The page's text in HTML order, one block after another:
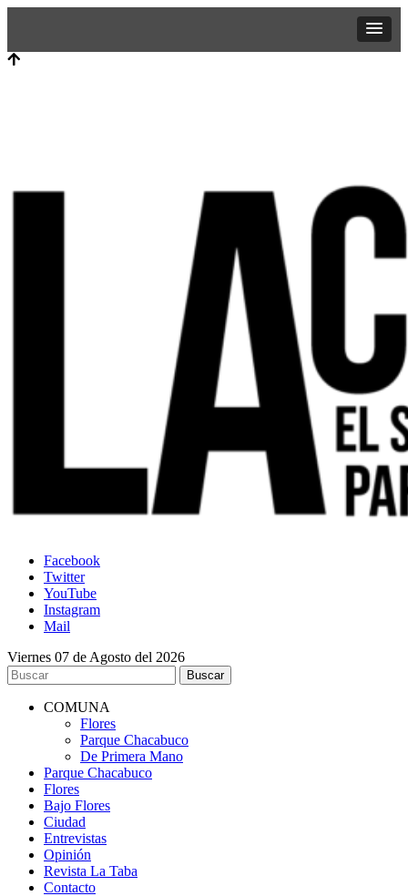
Facebook
Twitter
YouTube
Instagram
Mail
Viernes 07 de Agosto del 2026
COMUNA
Flores
Parque Chacabuco
De Primera Mano
Parque Chacabuco
Flores
Bajo Flores
Ciudad
Entrevistas
Opinión
Revista La Taba
Contacto